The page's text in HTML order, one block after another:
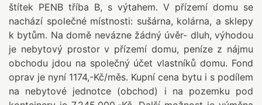
štítek PENB tříba B, s výtahem. V přízemí domu se
nachází společné místnosti: sušárna, kolárna, a sklepy
k bytům. Na domě nevázne žádný úvěr- dluh, výhodou
je nebytový prostor v přízemí domu, peníze z nájmu
obchodu jdou na společný účet vlastníků domu. Fond
oprav je nyní 1174,-Kč/měs. Kupní cena bytu i s podílem
na nebytové jednotce (obchod) i na pozemku pod